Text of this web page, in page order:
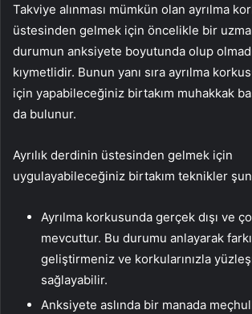
Takviye alınması mümkün olan ayrılma
üstesinden gelmek için öncelikle bir
durumun anksiyete boyutunda olup
kıymetlidir. Bunun yanı sıra ayrılma
için yapabileceğiniz birtakım muhakkak
da bulunur.
Ayrılık derdinin üstesinden gelmek için
uygulayabileceğiniz birtakım teknikler
Ayrılma korkusunda gerçek dışı ve
mevcuttur. Bu durumu anlayarak
geliştirmeniz ve korkularınızla
sağlayabilir.
Anksiyete aslında bir manada